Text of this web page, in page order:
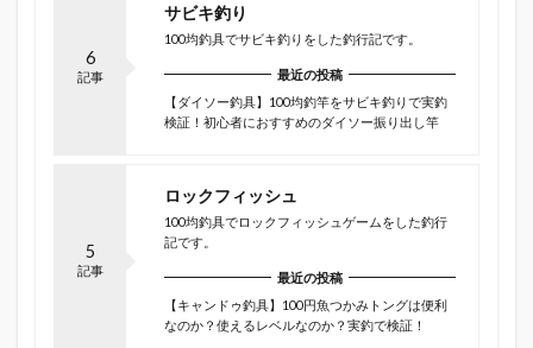
6
記事
サビキ釣り
100均釣具でサビキ釣りをした釣行記です。
最近の投稿
【ダイソー釣具】100均釣竿をサビキ釣りで実釣
検証！初心者におすすめのダイソー振り出し竿
5
記事
ロックフィッシュ
100均釣具でロックフィッシュゲームをした釣行
記です。
最近の投稿
【キャンドゥ釣具】100円魚つかみトングは便利
なのか？使えるレベルなのか？実釣で検証！